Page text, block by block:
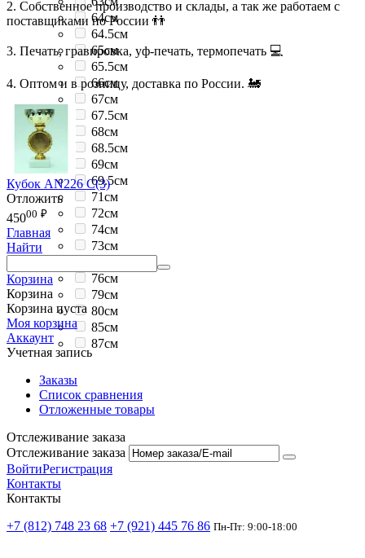
64см
64.5см
65см
65.5см
66см
67см
67.5см
68см
68.5см
69см
69.5см
71см
72см
74см
73см
76см
79см
80см
85см
87см
2. Собственное производство и склады, а так же работаем с
поставщиками по России 👬
3. Печать, гравировка, уф-печать, термопечать 💻
4. Оптом и в розницу, доставка по России. 🚂
Кубок AN226 C(3)
Отложить
45000 ₽
Главная
Найти
Корзина
Корзина
Корзина пуста
Моя корзина
Аккаунт
Учетная запись
Заказы
Список сравнения
Отложенные товары
Отслеживание заказа
Отслеживание заказа
ВойтиРегистрация
Контакты
Контакты
+7 (812) 748 23 68 +7 (921) 445 76 86 Пн-Пт: 9:00-18:00